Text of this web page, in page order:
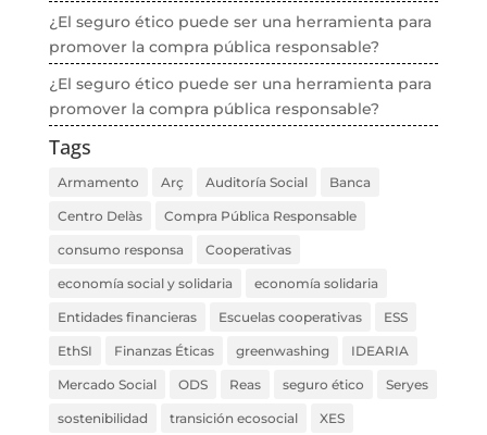
¿El seguro ético puede ser una herramienta para
promover la compra pública responsable?
¿El seguro ético puede ser una herramienta para
promover la compra pública responsable?
Tags
Armamento Arç Auditoría Social Banca
Centro Delàs Compra Pública Responsable
consumo responsa Cooperativas
economía social y solidaria economía solidaria
Entidades financieras Escuelas cooperativas ESS
EthSI Finanzas Éticas greenwashing IDEARIA
Mercado Social ODS Reas seguro ético Seryes
sostenibilidad transición ecosocial XES